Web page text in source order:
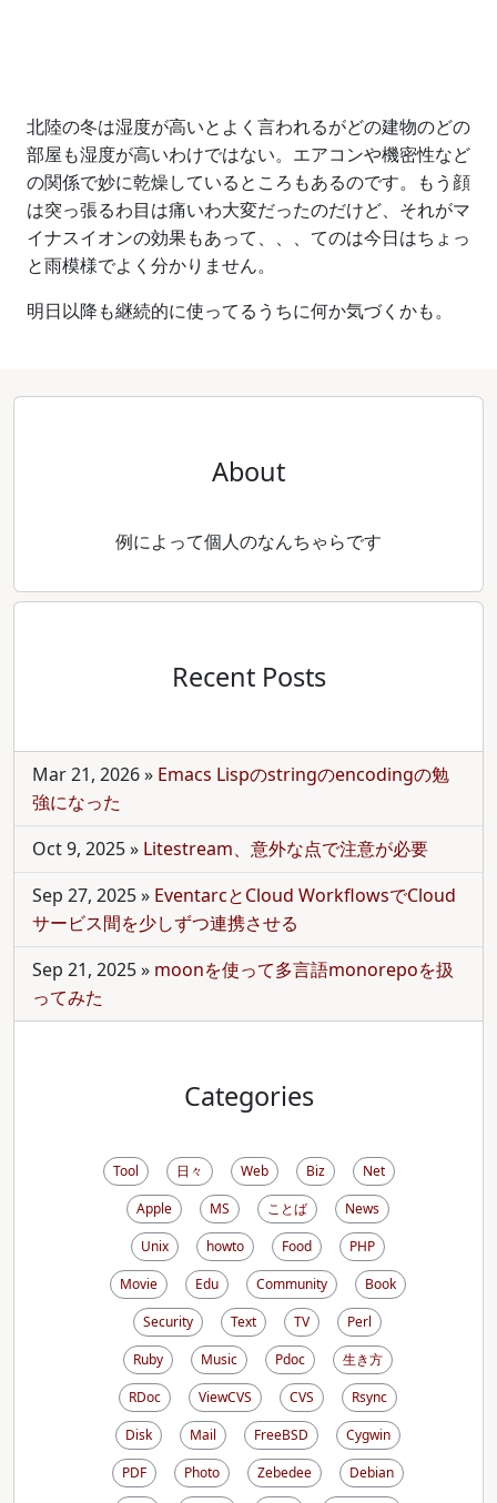
北陸の冬は湿度が高いとよく言われるがどの建物のどの
部屋も湿度が高いわけではない。エアコンや機密性など
の関係で妙に乾燥しているところもあるのです。もう顔
は突っ張るわ目は痛いわ大変だったのだけど、それがマ
イナスイオンの効果もあって、、、てのは今日はちょっ
と雨模様でよく分かりません。
明日以降も継続的に使ってるうちに何か気づくかも。
About
例によって個人のなんちゃらです
Recent Posts
Mar 21, 2026» Emacs Lispのstringのencodingの勉
強になった
Oct 9, 2025» Litestream、意外な点で注意が必要
Sep 27, 2025» EventarcとCloud WorkflowsでCloud
サービス間を少しずつ連携させる
Sep 21, 2025» moonを使って多言語monorepoを扱
ってみた
Categories
Tool 日々 Web Biz
Net
Apple
MS ことば
News
Unix
howto Food
PHP
Movie
Edu Community
Book
Security
Text TV
Perl
Ruby
Music Pdoc
生き方
RDoc
ViewCVS CVS
Rsync
Disk
Mail FreeBSD
Cygwin
PDF
Photo Zebedee
Debian